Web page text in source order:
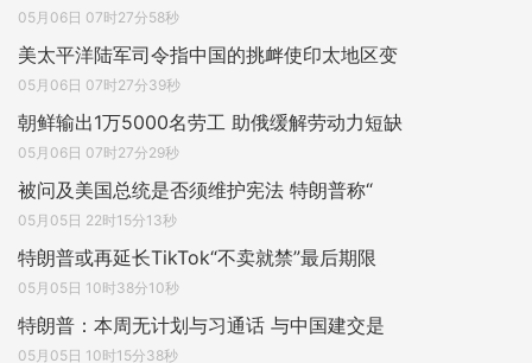
05月06日 07时27分58秒
美太平洋陆军司令指中国的挑衅使印太地区变
05月06日 07时27分39秒
朝鲜输出1万5000名劳工 助俄缓解劳动力短缺
05月06日 07时27分29秒
被问及美国总统是否须维护宪法 特朗普称“
05月05日 22时15分13秒
特朗普或再延长TikTok“不卖就禁”最后期限
05月05日 10时38分10秒
特朗普：本周无计划与习通话 与中国建交是
05月05日 10时15分38秒